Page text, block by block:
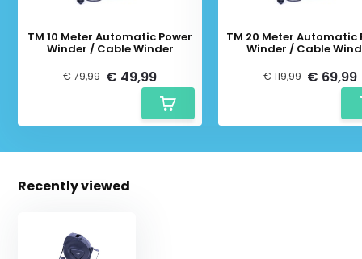
TM 10 Meter Automatic Power
Winder / Cable Winder
€ 79,99 € 49,99
TM 20 Meter Automatic
Winder / Cable
€ 119,99 € 69,99
Recently viewed